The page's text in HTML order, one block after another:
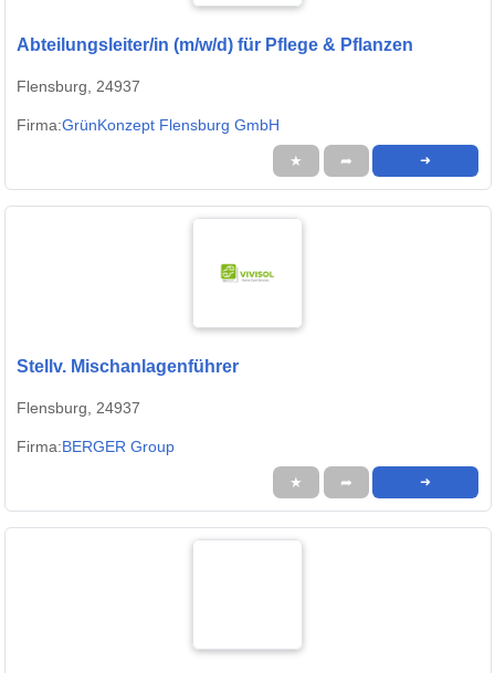
Abteilungsleiter/in (m/w/d) für Pflege & Pflanzen
Flensburg, 24937
Firma:GrünKonzept Flensburg GmbH
★ ➦ ➜
Stellv. Mischanlagenführer
Flensburg, 24937
Firma:BERGER Group
★ ➦ ➜